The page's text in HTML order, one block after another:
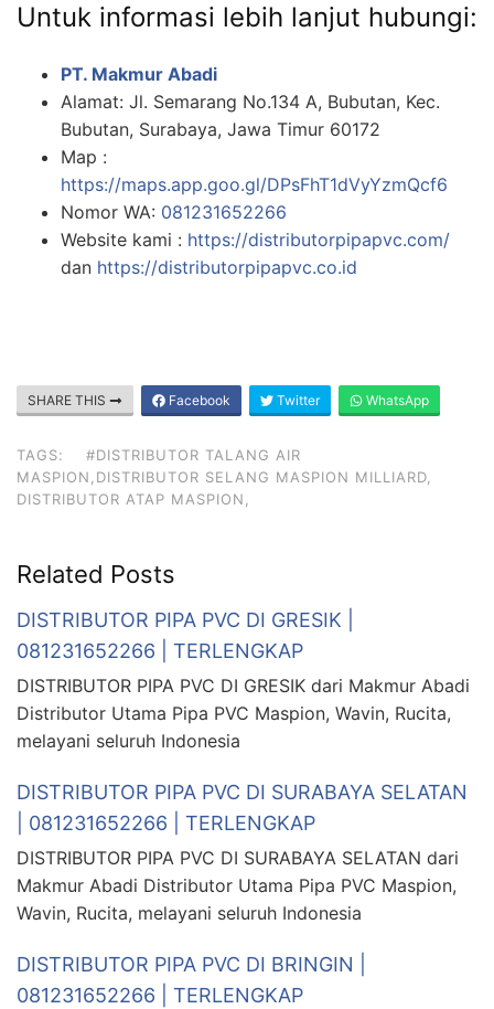
Untuk informasi lebih lanjut hubungi:
PT. Makmur Abadi
Alamat: Jl. Semarang No.134 A, Bubutan, Kec.
Bubutan, Surabaya, Jawa Timur 60172
Map :
https://maps.app.goo.gl/DPsFhT1dVyYzmQcf6
Nomor WA: 081231652266
Website kami : https://distributorpipapvc.com/
dan https://distributorpipapvc.co.id
SHARE THIS Facebook Twitter WhatsApp
TAGS:
#DISTRIBUTOR TALANG AIR
MASPION,DISTRIBUTOR SELANG MASPION MILLIARD,
DISTRIBUTOR ATAP MASPION,
Related Posts
DISTRIBUTOR PIPA PVC DI GRESIK |
081231652266 | TERLENGKAP
DISTRIBUTOR PIPA PVC DI GRESIK dari Makmur Abadi
Distributor Utama Pipa PVC Maspion, Wavin, Rucita,
melayani seluruh Indonesia
DISTRIBUTOR PIPA PVC DI SURABAYA SELATAN
| 081231652266 | TERLENGKAP
DISTRIBUTOR PIPA PVC DI SURABAYA SELATAN dari
Makmur Abadi Distributor Utama Pipa PVC Maspion,
Wavin, Rucita, melayani seluruh Indonesia
DISTRIBUTOR PIPA PVC DI BRINGIN |
081231652266 | TERLENGKAP